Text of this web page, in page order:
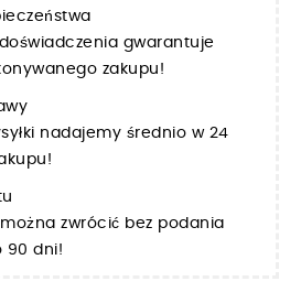
gwarantuje
zakupu!
nadajemy średnio w 24
zwrócić bez podania
90 dni!